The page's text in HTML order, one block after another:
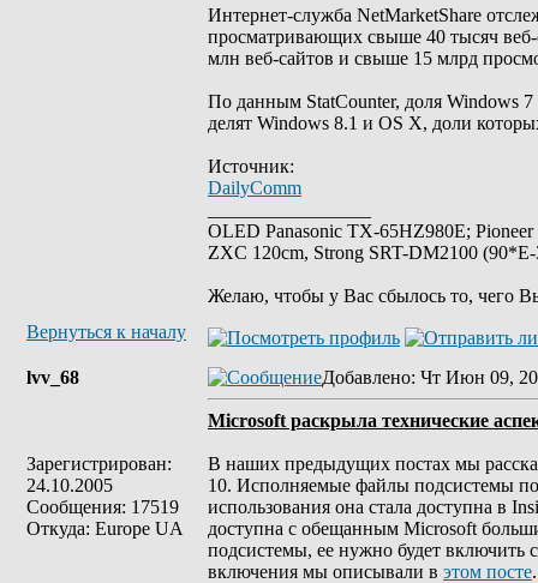
Интернет-служба NetMarketShare
просматривающих свыше 40 тысяч
млн веб-сайтов и свыше 15 млрд
По данным StatCounter, доля Windows 7
делят Windows 8.1 и OS X, доли
Источник:
DailyComm
OLED Panasonic TX-65HZ980E;
ZXC 120cm, Strong SRT-DM2100
Желаю, чтобы у Вас сбылось то, чего
Вернуться к началу
lvv_68
Зарегистрирован:
24.10.2005
Сообщения: 17519
Откуда: Europe UA
Добавлено: Чт Июн 09,
Microsoft раскрыла технические
В наших предыдущих постах мы
10. Исполняемые файлы подсистемы
использования она стала доступна в
доступна с обещанным Microsoft
подсистемы, ее нужно будет
включения мы описывали в этом посте.